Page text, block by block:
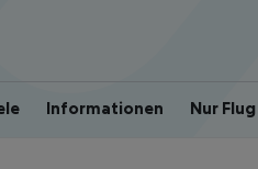
Informationen Nur